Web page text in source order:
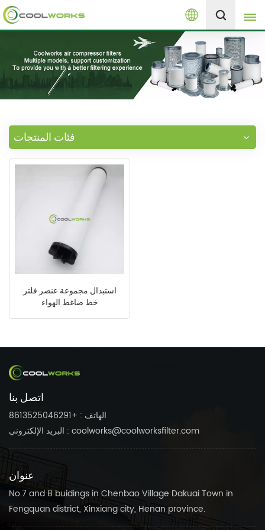
العربية
English
español
العربية
русский
+8613525046291
فئات المنتجات
استبدال مجموعة عنصر فلتر
خط ضاغط الهواء
اتصل بنا
الهاتف : +8613525046291
البريد الإلكتروني : coolworks@coolworksfilter.com
عنوان
No.7 and 8 buidings in Chenbao Village Dakuai Town in
Fengquan district, Xinxiang city, Henan province.